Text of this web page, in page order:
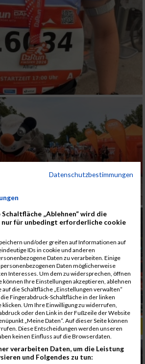
/ 05.09.2019
Datenschutzbestimmungen
„Ablehnen“ wird die
für unbedingt erforderliche cookie
und/oder greifen auf Informationen auf
IDs in cookie und anderen
Daten zu verarbeiten. Einige
Daten möglicherweise
Interesses. Um dem zu widersprechen, öffnen
können Ihre Einstellungen akzeptieren, ablehnen
die Schaltfläche „Einstellungen verwalten“
Fingerabdruck-Schaltfläche in der linken
Um Ihre Einwilligung zu widerrufen,
oder den Link in der Fußzeile der Website
„Meine Daten“. Auf dieser Seite können
Diese Entscheidungen werden unseren
keinen Einfluss auf die Browserdaten.
verarbeiten Daten, um die Leistung
und Folgendes zu tun: